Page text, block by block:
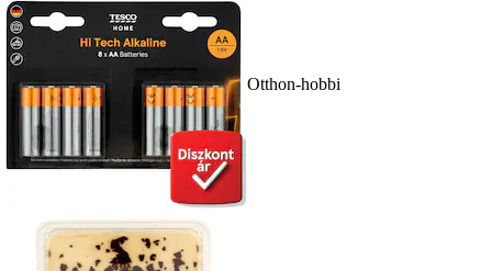
Otthon-hobbi